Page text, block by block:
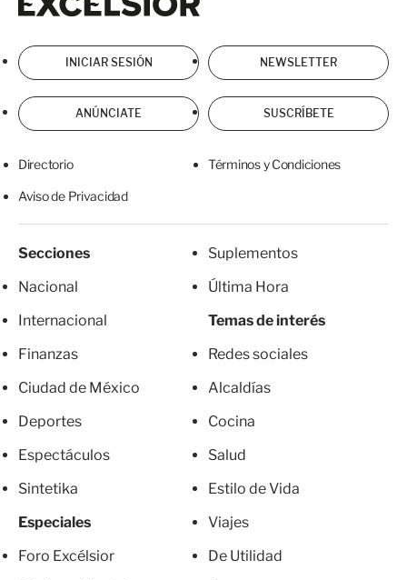
INICIAR SESIÓN NEWSLETTER
ANÚNCIATE SUSCRÍBETE
Directorio Términos y Condiciones
Aviso de Privacidad
Secciones
Nacional
Internacional
Finanzas
Ciudad de México
Deportes
Espectáculos
Sintetika
Especiales
Foro Excélsior
Suplementos
Última Hora
Temas de interés
Redes sociales
Alcaldías
Cocina
Salud
Estilo de Vida
Viajes
De Utilidad